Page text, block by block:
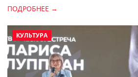
ПОДРОБНЕЕ →
КУЛЬТУРА